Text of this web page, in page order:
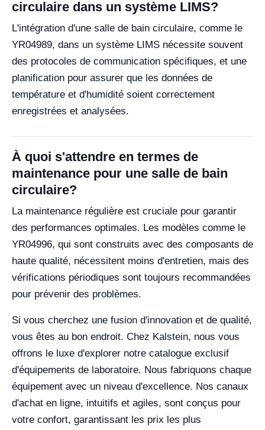
circulaire dans un système LIMS?
L'intégration d'une salle de bain circulaire, comme le
YR04989, dans un système LIMS nécessite souvent
des protocoles de communication spécifiques, et une
planification pour assurer que les données de
température et d'humidité soient correctement
enregistrées et analysées.
À quoi s'attendre en termes de
maintenance pour une salle de bain
circulaire?
La maintenance régulière est cruciale pour garantir
des performances optimales. Les modèles comme le
YR04996, qui sont construits avec des composants de
haute qualité, nécessitent moins d'entretien, mais des
vérifications périodiques sont toujours recommandées
pour prévenir des problèmes.
Si vous cherchez une fusion d'innovation et de qualité,
vous êtes au bon endroit. Chez Kalstein, nous vous
offrons le luxe d'explorer notre catalogue exclusif
d'équipements de laboratoire. Nous fabriquons chaque
équipement avec un niveau d'excellence. Nos canaux
d'achat en ligne, intuitifs et agiles, sont conçus pour
votre confort, garantissant les prix les plus